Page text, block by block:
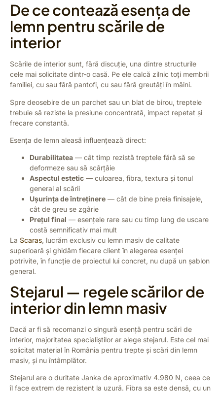
De ce contează esența de
lemn pentru scările de
interior
Scările de interior sunt, fără discuție, una dintre structurile
cele mai solicitate dintr-o casă. Pe ele calcă zilnic toți membrii
familiei, cu sau fără pantofi, cu sau fără greutăți în mâini.
Spre deosebire de un parchet sau un blat de birou, treptele
trebuie să reziste la presiune concentrată, impact repetat și
frecare constantă.
Esența de lemn aleasă influențează direct:
Durabilitatea — cât timp rezistă treptele fără să se
deformeze sau să scârțâie
Aspectul estetic — culoarea, fibra, textura și tonul
general al scării
Ușurința de întreținere — cât de bine preia finisajele,
cât de greu se zgârie
Prețul final — esențele rare sau cu timp lung de uscare
costă semnificativ mai mult
La Scaras, lucrăm exclusiv cu lemn masiv de calitate
superioară și ghidăm fiecare client în alegerea esenței
potrivite, în funcție de proiectul lui concret, nu după un șablon
general.
Stejarul — regele scărilor de
interior din lemn masiv
Dacă ar fi să recomanzi o singură esență pentru scări de
interior, majoritatea specialiștilor ar alege stejarul. Este cel mai
solicitat material în România pentru trepte și scări din lemn
masiv, și nu întâmplător.
Stejarul are o duritate Janka de aproximativ 4.980 N, ceea ce
îl face extrem de rezistent la uzură. Fibra sa este densă, cu un